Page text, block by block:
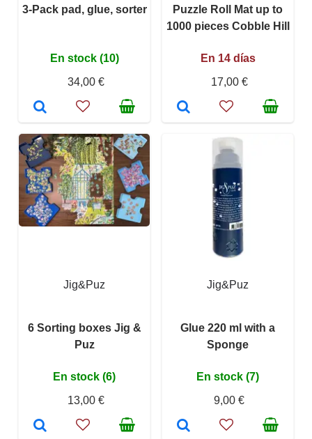
3-Pack pad, glue, sorter
En stock (10)
34,00 €
Puzzle Roll Mat up to
1000 pieces Cobble Hill
En 14 días
17,00 €
Jig&Puz
6 Sorting boxes Jig &
Puz
En stock (6)
13,00 €
Jig&Puz
Glue 220 ml with a
Sponge
En stock (7)
9,00 €